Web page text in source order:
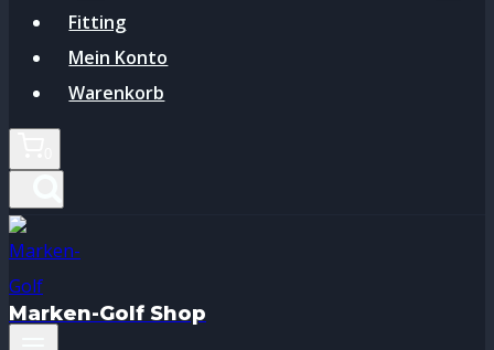
Fitting
Mein Konto
Warenkorb
Marken-Golf Shop